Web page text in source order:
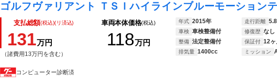
支払総額(税込)(リ済込)
131万円
（諸費用13万円を含む）
車両本体価格(税込)
118万円
年式 2015年 走行距離
車検 車検整備付 修復歴 なし
整備 法定整備付 保証付 12ヶ
排気量 1400cc ミッション
コンピューター診断済